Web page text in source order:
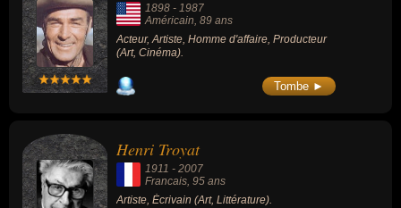
1898 - 1987
Américain , 89 ans
Acteur, Artiste, Homme d'affaire, Producteur
(Art, Cinéma).
Tombe ►
Henri Troyat
1911 - 2007
Francais, 95 ans
Artiste, Écrivain (Art, Littérature).